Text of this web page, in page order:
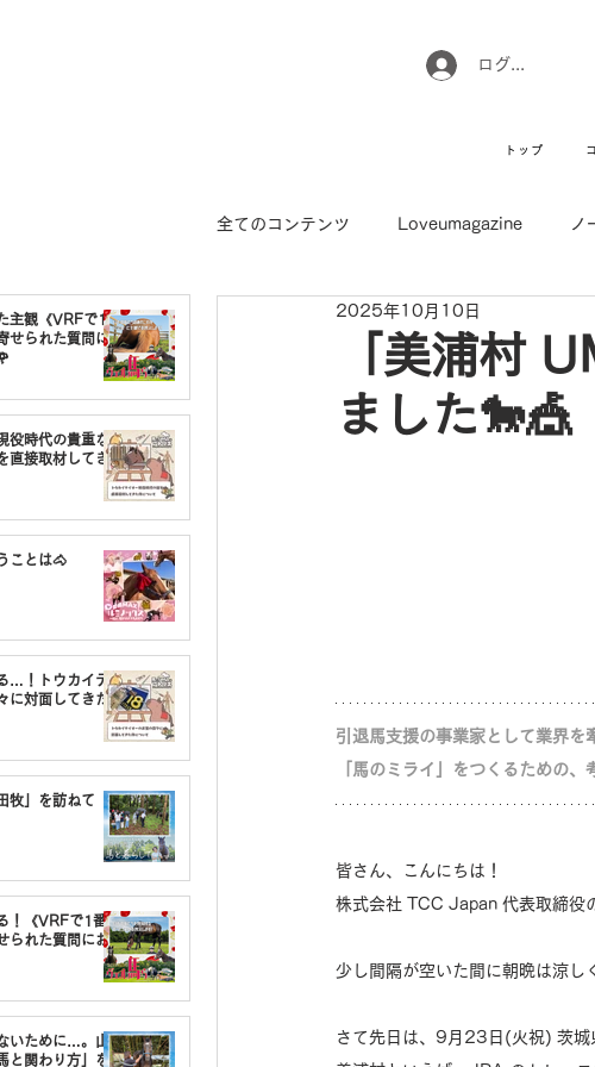
ログイン
トップ
主観《VRFで1番
せられた質問に
役時代の貴重な
直接取材してき
ことは🐴
…！トウカイテ
に対面してきた
牧」を訪ねて
！《VRFで1番〇
られた質問にお
いために…。山
と関わり方」を
全てのコンテンツ Loveumagazine ノ
ウマのお坊さん徒然日記
引退馬コレクション インフォメーショ
「美浦村
ました🐎🎪
2025年10月10日
引退馬支援の事業家として業界を
「馬のミライ」をつくるための、
皆さん、こんにちは！
株式会社 TCC Japan 代表取締役
少し間隔が空いた間に朝晩は涼し
さて先日は、9月23日(火祝) 茨城